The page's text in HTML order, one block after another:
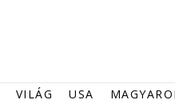
VILÁG USA